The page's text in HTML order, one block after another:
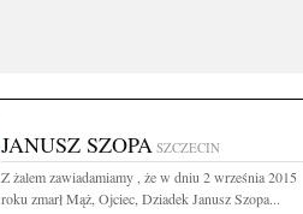
JANUSZ SZOPA SZCZECIN
Z żalem zawiadamiamy , że w dniu 2 września 2015
roku zmarł Mąż, Ojciec, Dziadek Janusz Szopa...